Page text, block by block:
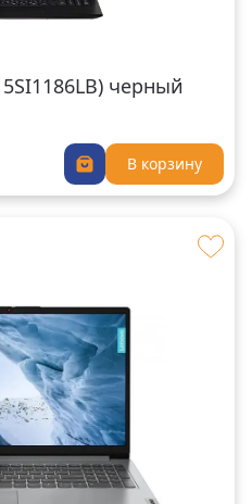
черный
В корзину